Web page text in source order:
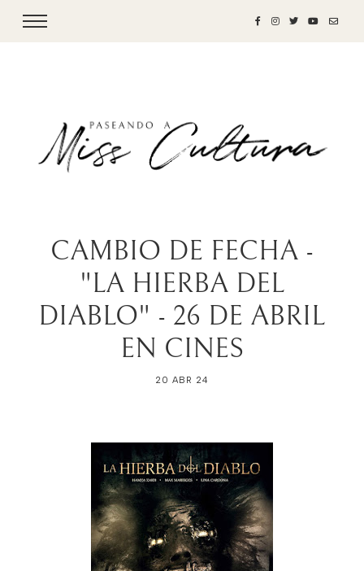
CAMBIO DE FECHA -
"LA HIERBA DEL
DIABLO" - 26 DE ABRIL
EN CINES
20 ABR 24